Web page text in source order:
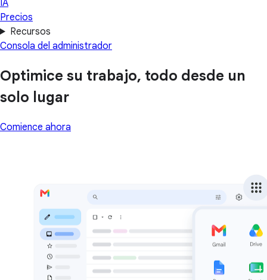
IA
Precios
Recursos
Consola del administrador
Optimice su trabajo, todo desde un
solo lugar
Comience ahora